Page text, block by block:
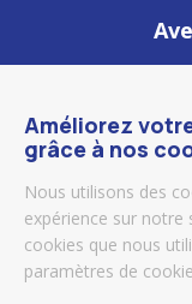
Améliorez
grâce à nos
Nous utilisons des
expérience sur notre
cookies que nous
paramètres de